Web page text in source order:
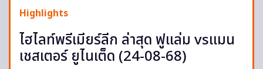
Highlights
ไฮไลท์พรีเมียร์ลีก ล่าสุด ฟูแล่ม vsแมน
เชสเตอร์ ยูไนเต็ด (24-08-68)